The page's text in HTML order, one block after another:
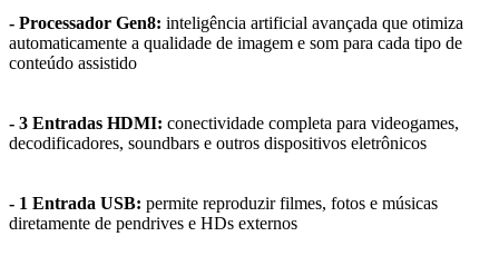
- Processador Gen8: inteligência artificial avançada que otimiza
automaticamente a qualidade de imagem e som para cada tipo de
conteúdo assistido
- 3 Entradas HDMI: conectividade completa para videogames,
decodificadores, soundbars e outros dispositivos eletrônicos
- 1 Entrada USB: permite reproduzir filmes, fotos e músicas
diretamente de pendrives e HDs externos